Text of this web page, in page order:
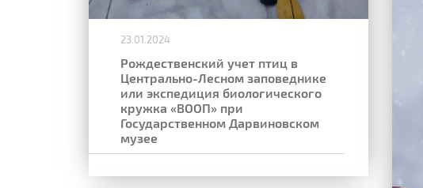
23.01.2024
Рождественский учет птиц в
Центрально-Лесном заповеднике
или экспедиция биологического
кружка «ВООП» при
Государственном Дарвиновском
музее